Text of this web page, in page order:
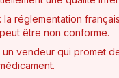
: la réglementation
peut être non conforme.
un vendeur qui promet